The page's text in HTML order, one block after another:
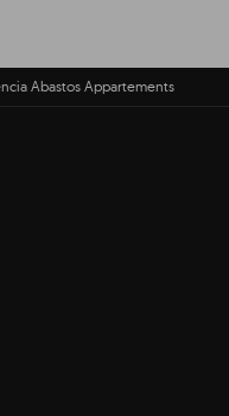
Abastos Appartements